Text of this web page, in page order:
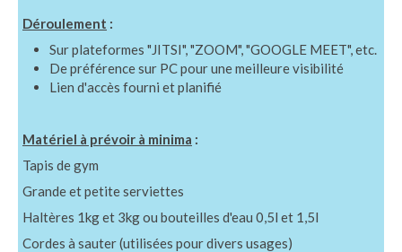
Déroulement :
Sur plateformes "JITSI", "ZOOM", "GOOGLE MEET", etc.
De préférence sur PC pour une meilleure visibilité
Lien d'accès fourni et planifié
Matériel à prévoir à minima :
Tapis de gym
Grande et petite serviettes
Haltères 1kg et 3kg ou bouteilles d'eau 0,5l et 1,5l
Cordes à sauter (utilisées pour divers usages)